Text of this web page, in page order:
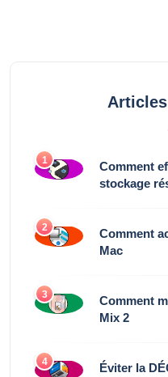
1
Comment
stockage
2
Comment
Mac
3
Comment
Mix 2
4 Éviter la